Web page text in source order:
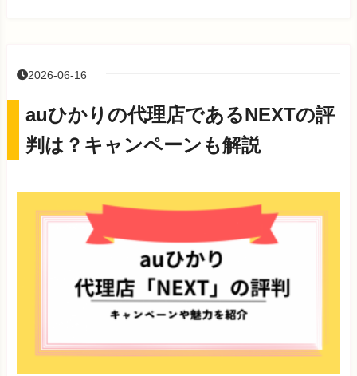
2026-06-16
auひかりの代理店であるNEXTの評
判は？キャンペーンも解説